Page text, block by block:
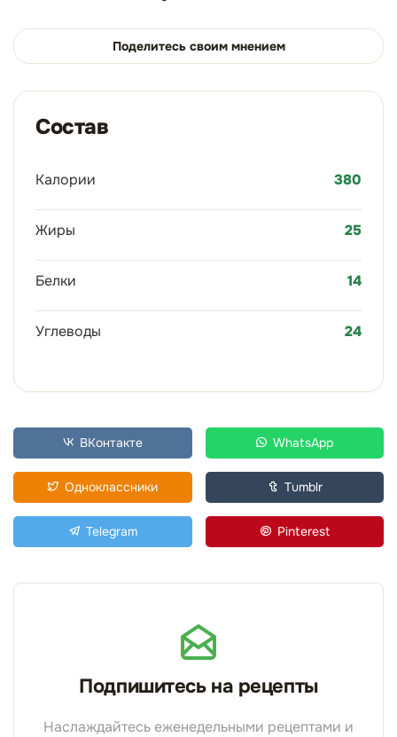
Поделитесь своим мнением
Состав
Калории 380
Жиры 25
Белки 14
Углеводы 24
ВКонтакте WhatsApp
Одноклассники Tumblr
Telegram Pinterest
Подпишитесь на рецепты
Наслаждайтесь еженедельными рецептами и